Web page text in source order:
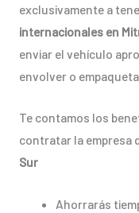
exclusivamente a
internacionales en
enviar el vehículo
envolver o
Te contamos los
contratar la empresa
Sur
Ahorrarás